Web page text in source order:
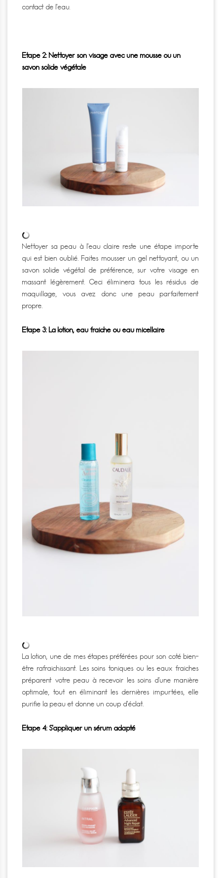
contact de l’eau.
Etape 2: Nettoyer son visage avec une mousse ou un
savon solide végétale
Nettoyer sa peau à l’eau claire reste une étape importe
qui est bien oublié.Faites mousser un gel nettoyant, ou un
savon solide végétal de préférence, sur votre visage en
massant légèrement.Ceci éliminera tous les résidus de
maquillage, vous avez donc une peau parfaitement
propre.
Etape 3: La lotion, eau fraiche ou eau micellaire
La lotion, une de mes étapes préférées pour son coté bien-
être rafraichissant. Les soins toniques ou les eaux fraiches
préparent votre peau à recevoir les soins d’une manière
optimale, tout en éliminant les dernières impurtées, elle
purifie la peau et donne un coup d’éclat.
Etape 4: S’appliquer un sérum adapté